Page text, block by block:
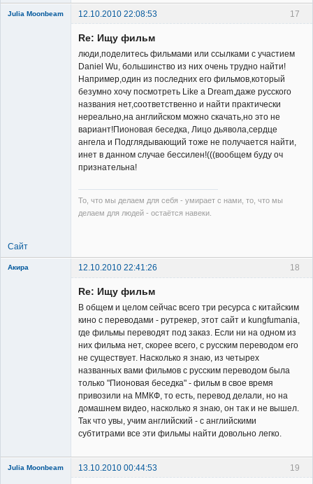
17
Julia Moonbeam 12.10.2010 22:08:53
Re: Ищу фильм
люди,поделитесь фильмами или ссылками с участием
Daniel Wu, большинство из них очень трудно найти!
Например,один из последних его фильмов,который
безумно хочу посмотреть Like a Dream,даже русского
названия нет,соответственно и найти практически
нереально,на английском можно скачать,но это не
вариант!Пионовая беседка, Лицо дьявола,сердце
ангела и Подглядывающий тоже не получается найти,
инет в данном случае бессилен!(((вообщем буду оч
признательна!
То, что мы делаем для себя - умирает с нами, то, что мы
делаем для людей - остаётся навеки.
Сайт
18
Акира 12.10.2010 22:41:26
Re: Ищу фильм
В общем и целом сейчас всего три ресурса с китайским
кино с переводами - рутрекер, этот сайт и kungfumania,
где фильмы переводят под заказ. Если ни на одном из
них фильма нет, скорее всего, с русским переводом его
не существует. Насколько я знаю, из четырех
названных вами фильмов с русским переводом была
только "Пионовая беседка" - фильм в свое время
привозили на ММКФ, то есть, перевод делали, но на
домашнем видео, насколько я знаю, он так и не вышел.
Так что увы, учим английский - с английскими
субтитрами все эти фильмы найти довольно легко.
19
Julia Moonbeam 13.10.2010 00:44:53